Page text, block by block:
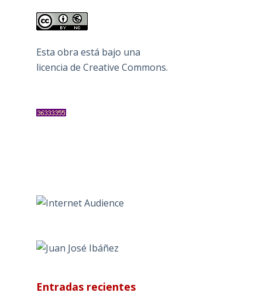
Esta obra está bajo una
licencia de Creative Commons.
Entradas recientes